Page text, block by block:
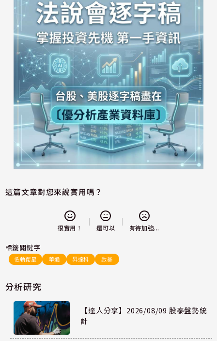
這篇文章對您來說實用嗎？
很實用！ 還可以 有待加強...
標籤關鍵字
低軌衛星 華通 昇達科 啟碁
分析研究
【達人分享】2026/08/09 股泰盤勢統
計